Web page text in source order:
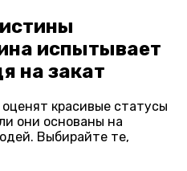
красивые статусы
они основаны на
Выбирайте те,